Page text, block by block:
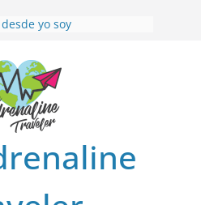
desde yo soy
DEL CACAO: Excelente
AL NATURALSHH !!
de RÍO EL